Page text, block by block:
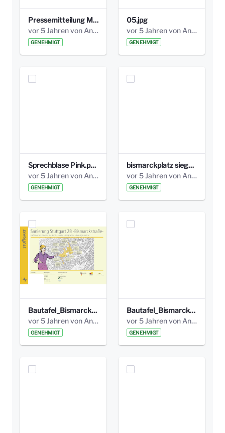
Pressemitteilung Mobiles Grünes Zimmer Bismarckplatz.pdf
vor 5 Jahren von Anni Schlumberger
GENEHMIGT
05.jpg
vor 5 Jahren von Anni Schlumberger
GENEHMIGT
Sprechblase Pink.png
vor 5 Jahren von Anni Schlumberger
GENEHMIGT
bismarckplatz siegerentwurf Kopie.jpg
vor 5 Jahren von Anni Schlumberger
GENEHMIGT
Bautafel_Bismarckplatz_375X250_2 Seiten_klein Kopie.png
vor 5 Jahren von Anni Schlumberger
GENEHMIGT
Bautafel_Bismarckplatz_375X250_1 Seiten_klein Kopie.png
vor 5 Jahren von Anni Schlumberger
GENEHMIGT